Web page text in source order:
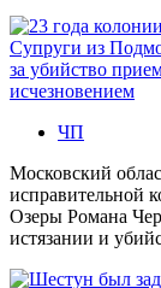
Супруги из
за убийство
исчезновением
ЧП
Московский
исправительной
Озеры Романа
истязании и